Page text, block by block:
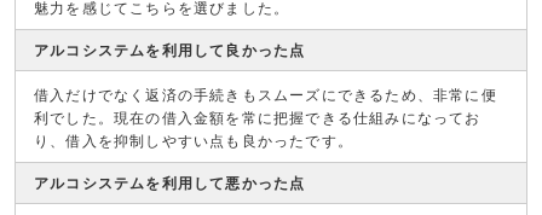
魅力を感じてこちらを選びました。
アルコシステムを利用して良かった点
借入だけでなく返済の手続きもスムーズにできるため、非常に便
利でした。現在の借入金額を常に把握できる仕組みになってお
り、借入を抑制しやすい点も良かったです。
アルコシステムを利用して悪かった点